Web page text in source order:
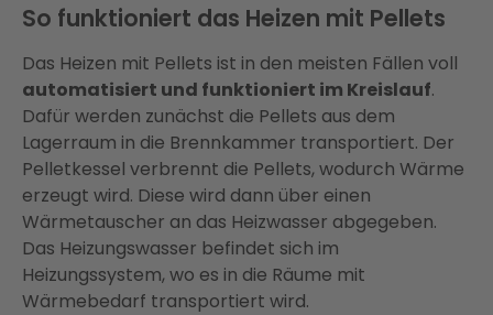
So funktioniert das Heizen mit Pellets
Das Heizen mit Pellets ist in den meisten Fällen voll
automatisiert und funktioniert im Kreislauf.
Dafür werden zunächst die Pellets aus dem
Lagerraum in die Brennkammer transportiert. Der
Pelletkessel verbrennt die Pellets, wodurch Wärme
erzeugt wird. Diese wird dann über einen
Wärmetauscher an das Heizwasser abgegeben.
Das Heizungswasser befindet sich im
Heizungssystem, wo es in die Räume mit
Wärmebedarf transportiert wird.